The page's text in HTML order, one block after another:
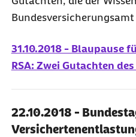
31.10.2018 - Blaupause
RSA: Zwei Gutachten des
22.10.2018 -